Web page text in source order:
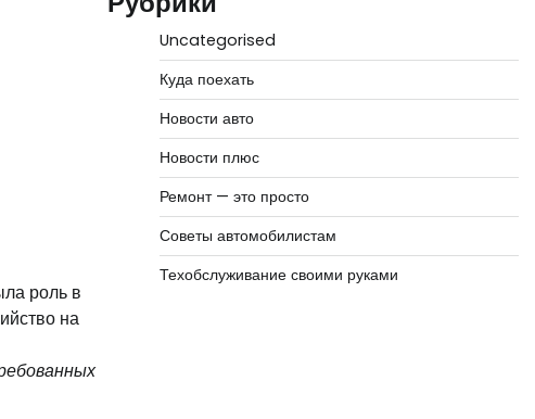
роль в
на
Uncategorised
Куда поехать
Новости авто
Новости плюс
Ремонт — это просто
Советы автомобилистам
Техобслуживание своими руками